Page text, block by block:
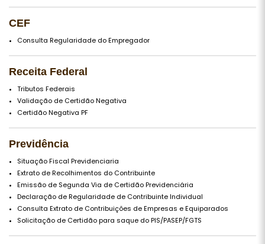
CEF
Consulta Regularidade do Empregador
Receita Federal
Tributos Federais
Validação de Certidão Negativa
Certidão Negativa PF
Previdência
Situação Fiscal Previdenciaria
Extrato de Recolhimentos do Contribuinte
Emissão de Segunda Via de Certidão Previdenciária
Declaração de Regularidade de Contribuinte Individual
Consulta Extrato de Contribuições de Empresas e Equiparados
Solicitação de Certidão para saque do PIS/PASEP/FGTS